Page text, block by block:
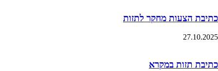
כתיבת הצעות מחקר לתזות
27.10.2025
כתיבת תזות במקרא